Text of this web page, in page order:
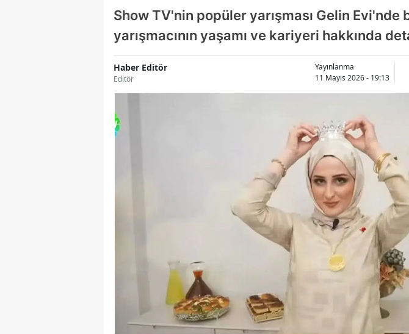
Aydın
Bilecik
Bitlis
Bolu
Burdur
Bursa
Çanakkale
Çankırı
Denizli
Diyarbakır
Show TV'nin popüler yarışması Gelin Evi'nde
yarışmacının yaşamı ve kariyeri hakkında
Haber Editör
Editör
Yayınlanma
11 Mayıs 2026 - 19:13